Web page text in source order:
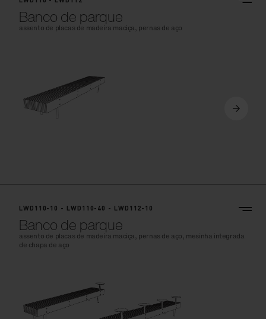
Banco de parque
assento de placas de madeira maciça, pernas de aço
LWD110-10 - LWD110-40 - LWD112-10
Banco de parque
assento de placas de madeira maciça, pernas de aço, mesinha integrada
de chapa de aço